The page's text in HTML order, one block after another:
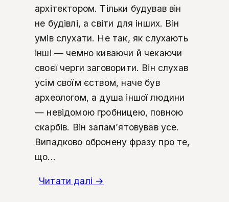
архітектором. Тільки будував він
не будівлі, а світи для інших. Він
умів слухати. Не так, як слухають
інші — чемно киваючи й чекаючи
своєї черги заговорити. Він слухав
усім своїм єством, наче був
археологом, а душа іншої людини
— невідомою гробницею, повною
скарбів. Він запам’ятовував усе.
Випадково обронену фразу про те,
що...
Читати далі →